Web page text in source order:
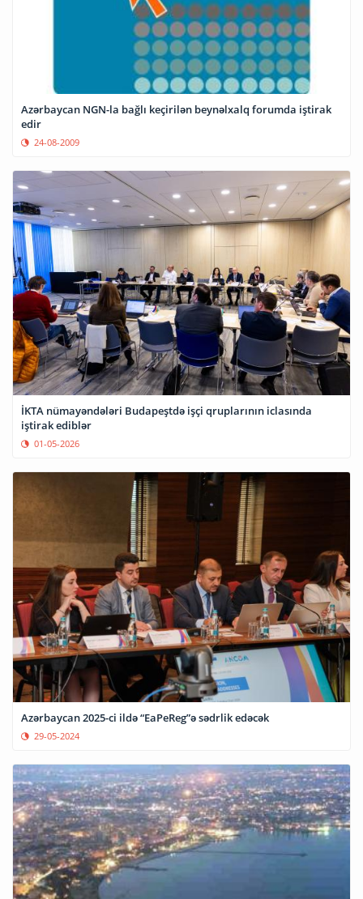
Azərbaycan NGN-la bağlı keçirilən beynəlxalq forumda iştirak
edir
24-08-2009
İKTA nümayəndələri Budapeştdə işçi qruplarının iclasında
iştirak ediblər
01-05-2026
Azərbaycan 2025-ci ildə “EaPeReg”ə sədrlik edəcək
29-05-2024